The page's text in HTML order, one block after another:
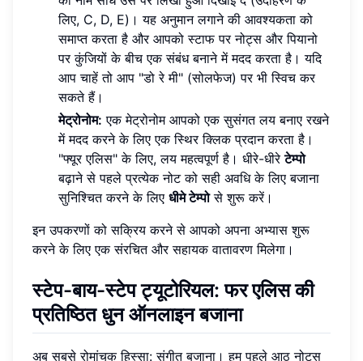
लिए, C, D, E)। यह अनुमान लगाने की आवश्यकता को
समाप्त करता है और आपको स्टाफ पर नोट्स और पियानो
पर कुंजियों के बीच एक संबंध बनाने में मदद करता है। यदि
आप चाहें तो आप "डो रे मी" (सोलफेज) पर भी स्विच कर
सकते हैं।
मेट्रोनोम: एक मेट्रोनोम आपको एक सुसंगत लय बनाए रखने
में मदद करने के लिए एक स्थिर क्लिक प्रदान करता है।
"फ्यूर एलिस" के लिए, लय महत्वपूर्ण है। धीरे-धीरेटेम्पो
बढ़ाने से पहले प्रत्येक नोट को सही अवधि के लिए बजाना
सुनिश्चित करने के लिए धीमे टेम्पोसे शुरू करें।
इन उपकरणों को सक्रिय करने से आपको अपना अभ्यास शुरू
करने के लिए एक संरचित और सहायक वातावरण मिलेगा।
स्टेप-बाय-स्टेप ट्यूटोरियल: फर एलिस की
प्रतिष्ठित धुन ऑनलाइन बजाना
अब सबसे रोमांचक हिस्सा: संगीत बजाना। हम पहले आठ नोट्स